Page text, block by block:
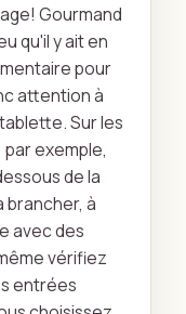
Gourmand
qu'il y ait en
pour
attention à
Sur les
exemple,
de la
à
avec des
vérifiez
entrées